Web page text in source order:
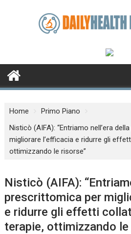
Home
Primo Piano
Nisticò (AIFA): “Entriamo nell’era
migliorare l’efficacia e ridurre gli
ottimizzando le risorse”
Nisticò (AIFA):
prescrittomica per
e ridurre gli effetti
terapie, ottimizzando le